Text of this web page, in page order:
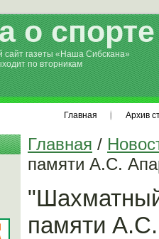
о спорте
газеты «Наша Сибскана»
по вторникам
Главная Архив
Главная /
памяти А.С.
памяти